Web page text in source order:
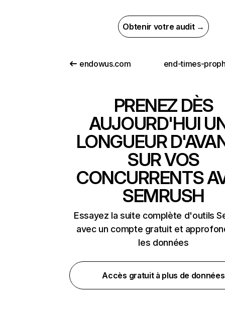
Obtenir votre audit →
endowus.com
PRENEZ DÈS
AUJOURD'HUI
LONGUEUR
SUR VOS
CONCURRENTS
SEMRUSH
Essayez la suite complète d'outils
avec un compte gratuit et
les données
Accès gratuit à plus de données